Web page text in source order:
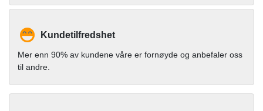
Kundetilfredshet
Mer enn 90% av kundene våre er fornøyde og anbefaler oss
til andre.